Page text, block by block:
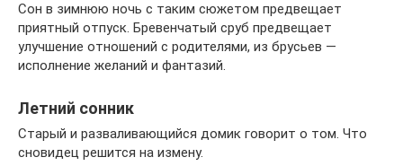
Сон в зимнюю ночь с таким сюжетом предвещает
приятный отпуск. Бревенчатый сруб предвещает
улучшение отношений с родителями, из брусьев —
исполнение желаний и фантазий.
Летний сонник
Старый и разваливающийся домик говорит о том. Что
сновидец решится на измену.